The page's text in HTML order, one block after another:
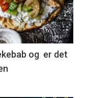
og er det